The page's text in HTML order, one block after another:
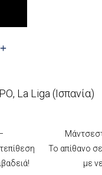
, La Liga (Ισπανία)
Το απίθανο
με